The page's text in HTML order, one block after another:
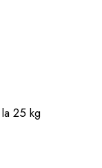
25 kg